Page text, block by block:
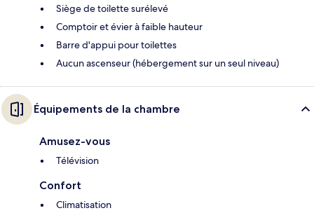
Siège de toilette surélevé
Comptoir et évier à faible hauteur
Barre d'appui pour toilettes
Aucun ascenseur (hébergement sur un seul niveau)
Équipements de la chambre
Amusez-vous
Télévision
Confort
Climatisation